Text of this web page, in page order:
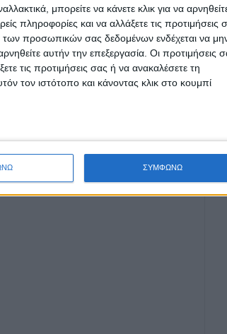
μπορείτε να κάνετε κλικ για να
πληροφορίες και να αλλάξετε τις προτιμήσεις
των προσωπικών σας δεδομένων ενδέχεται να
αυτήν την επεξεργασία. Οι προτιμήσεις
τις προτιμήσεις σας ή να ανακαλέσετε τη
τον ιστότοπο και κάνοντας κλικ στο κουμπί
ΣΥΜΦΩΝΩ